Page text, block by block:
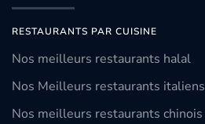
RESTAURANTS PAR CUISINE
Nos meilleurs restaurants halal
Nos Meilleurs restaurants italiens
Nos meilleurs restaurants chinois